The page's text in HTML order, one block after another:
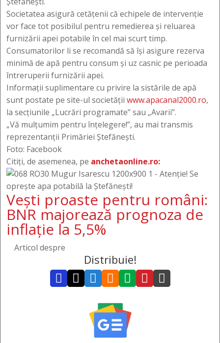
Societatea asigură cetățenii că echipele de intervenție
vor face tot posibilul pentru remedierea și reluarea
furnizării apei potabile în cel mai scurt timp.
Consumatorilor li se recomandă să își asigure rezerva
minimă de apă pentru consum și uz casnic pe perioada
întreruperii furnizării apei.
Informații suplimentare cu privire la sistările de apă
sunt postate pe site-ul societății www.apacanal2000.ro,
la secțiunile „Lucrări programate” sau „Avarii”.
„Vă mulţumim pentru înţelegere!”, au mai transmis
reprezentanții Primăriei Ștefănești.
Foto: Facebook
Citiți, de asemenea, pe anchetaonline.ro:
Vești proaste pentru români:
BNR majorează prognoza de
inflație la 5,5%
Articol despre
Distribuie!
      